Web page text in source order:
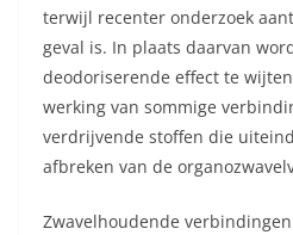
terwijl recenter onderzoek
geval is. In plaats daarvan
deodoriserende effect te
werking van sommige
verdrijvende stoffen die
afbreken van de
Zwavelhoudende